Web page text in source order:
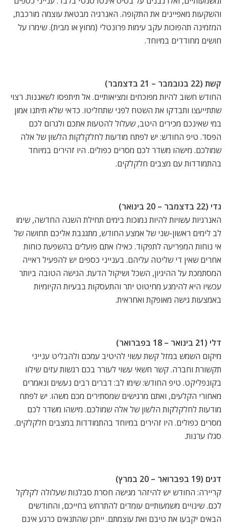
והשקעות מאפיינים את התקופה. האנרגיה מבטאת עוצמה מורכבת,
המזמינה תהפוכות עקב עימות פרונטלי (מחוץ או מבית). שימרו על
חושים מחודדים במיוחד.
קשת (22 בנובמבר – 21 בדצמבר)
החודש חשוב להיות מפוכחים ומציאותיים. אל תיתפסו לשאננות. רצוי
שתתייעצו ותבדקו את השטח לפני שתחליטו. כדאי שלא תיתנו אמון
במי שאינכם מכירים היטב, שעלול להטעות אתכם ולגרום לכם
הפסד. טיפ החודש: יש לפתח מודעות לחלקלקות הלשון של אלה
שמולכם. מישהו משדר לכם מסרים כפולים. היו זהירים במיוחד
בהתמודדות עם מצבים חלקלקים.
גדי (22 בדצמבר – 20 בינואר)
האנרגיות עשויות להיות נמוכות בימים תחילת השנה החדשה, שימו
לב לימים ראשון-שני של אמצע החודש, מתגנבת אליכם תחושה של
אי נוחות המפריעה לתפקוד. כאילו אתם פועלים בהשפעת כוחות
אחרים שאין די שליטה עליהם. בענייני כספים יש להפעיל ראייה
המסתמכת על ההיגיון, השכל ושיקול הדעת. הגישה הטובה ביותר
עכשיו היא להימנע מחיטוט יתר והתעסקות בבעיות הקיומיות
באמצעות גישה מאופקת ואחראית.
דלי (21 בינואר – 18 בפברואר)
מיקום השמש במזל קשת עשוי להיטיב עמכם ולהבליט ענייני
תקשורת וחברה. קשר חשאי עשוי לעורר בכם רגשות עזים שילוו
בקונפליקט. טיפ החודש: שימו לב: דברים רבים נעשים ונאמרים
מאחורי הקלעים, ואתם מרגישים שמסתירים מכם משהו. יש לפתח
מודעות לחלקלקות הלשון של אלה שמולכם. מישהו משדר לכם
מסרים כפולים. היו זהירים במיוחד בהתמודדות במצבים חלקלקים.
סגלו ערנות.
דגים (19 בפברואר – 20 במרץ)
קריירה: החודש יש להיזהר מגישה חסרת סבלנות שעלולה לקלקל
לכם. שינויים משמעותיים עומדים להתרחש בחייכם, והחודשים
הבאים יקבעו את טיבם ואת עוצמתם. ייתכן שהתנאים כרגע אינם